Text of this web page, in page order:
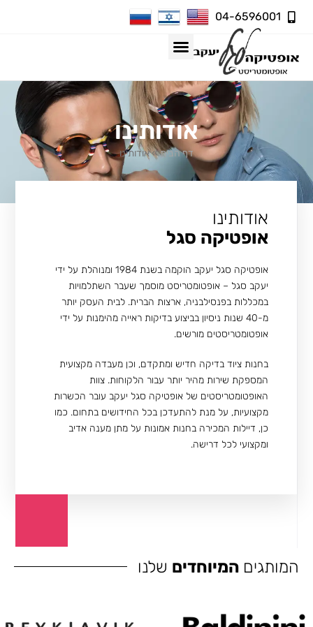
04-6596001
אודותינו
דף הבית»אודותינו
אודותינו
אופטיקה סגל
אופטיקה סגל יעקב הוקמה בשנת 1984 ומנוהלת על ידי
יעקב סגל – אופטומטריסט מוסמך שעבר השתלמויות
במכללות בפנסילבניה, ארצות הברית. לבית העסק יותר
מ-40 שנות ניסיון בביצוע בדיקות ראייה מהימנות על ידי
אופטומטריסטים מורשים.
בחנות ציוד בדיקה חדיש ומתקדם, וכן מעבדה מקצועית
המספקת שירות מהיר יותר עבור הלקוחות. צוות
האופטומטריסטים של אופטיקה סגל יעקב עובר הכשרות
מקצועיות, על מנת להתעדכן בכל החידושים בתחום. כמו
כן, דיילות המכירה בחנות אמונות על מתן מענה אדיב
ומקצועי לכל דרישה.
המותגים המיוחדים שלנו